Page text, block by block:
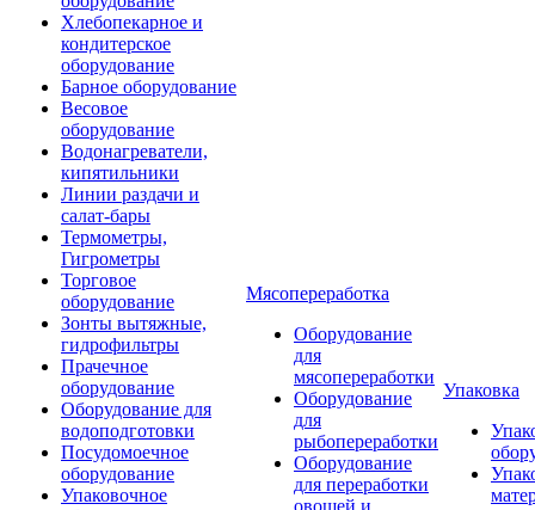
Хлебопекарное и
кондитерское
оборудование
Барное оборудование
Весовое
оборудование
Водонагреватели,
кипятильники
Линии раздачи и
салат-бары
Термометры,
Гигрометры
Торговое
оборудование
Зонты вытяжные,
гидрофильтры
Прачечное
оборудование
Оборудование для
водоподготовки
Посудомоечное
оборудование
Упаковочное
Мясопереработка
Оборудование
для
мясопереработки
Оборудование
для
рыбопереработки
Оборудование
для переработки
овощей и
Упаковка